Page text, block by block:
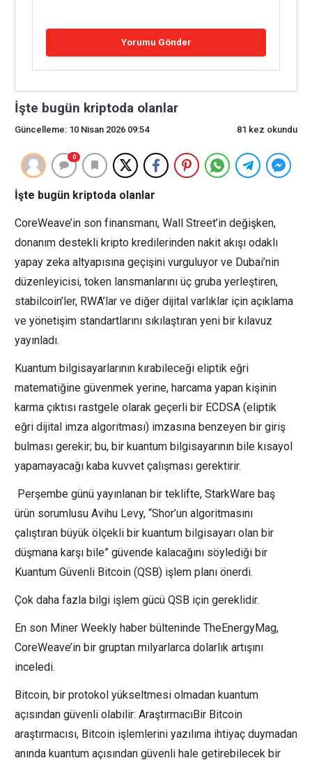
İşte bugün kriptoda olanlar
Güncelleme: 10 Nisan 2026 09:54 81 kez okundu
0
İşte bugün kriptoda olanlar
CoreWeave’in son finansmanı, Wall Street’in değişken,
donanım destekli kripto kredilerinden nakit akışı odaklı
yapay zeka altyapısına geçişini vurguluyor ve Dubai’nin
düzenleyicisi, token lansmanlarını üç gruba yerleştiren,
stabilcoin’ler, RWA’lar ve diğer dijital varlıklar için açıklama
ve yönetişim standartlarını sıkılaştıran yeni bir kılavuz
yayınladı.
Kuantum bilgisayarlarının kırabileceği eliptik eğri
matematiğine güvenmek yerine, harcama yapan kişinin
karma çıktısı rastgele olarak geçerli bir ECDSA (eliptik
eğri dijital imza algoritması) imzasına benzeyen bir giriş
bulması gerekir; bu, bir kuantum bilgisayarının bile kısayol
yapamayacağı kaba kuvvet çalışması gerektirir.
Perşembe günü yayınlanan bir teklifte, StarkWare baş
ürün sorumlusu Avihu Levy, “Shor’un algoritmasını
çalıştıran büyük ölçekli bir kuantum bilgisayarı olan bir
düşmana karşı bile” güvende kalacağını söylediği bir
Kuantum Güvenli Bitcoin (QSB) işlem planı önerdi.
Çok daha fazla bilgi işlem gücü QSB için gereklidir.
En son Miner Weekly haber bülteninde TheEnergyMag,
CoreWeave’in bir gruptan milyarlarca dolarlık artışını
inceledi.
Bitcoin, bir protokol yükseltmesi olmadan kuantum
açısından güvenli olabilir: AraştırmacıBir Bitcoin
araştırmacısı, Bitcoin işlemlerini yazılıma ihtiyaç duymadan
anında kuantum açısından güvenli hale getirebilecek bir